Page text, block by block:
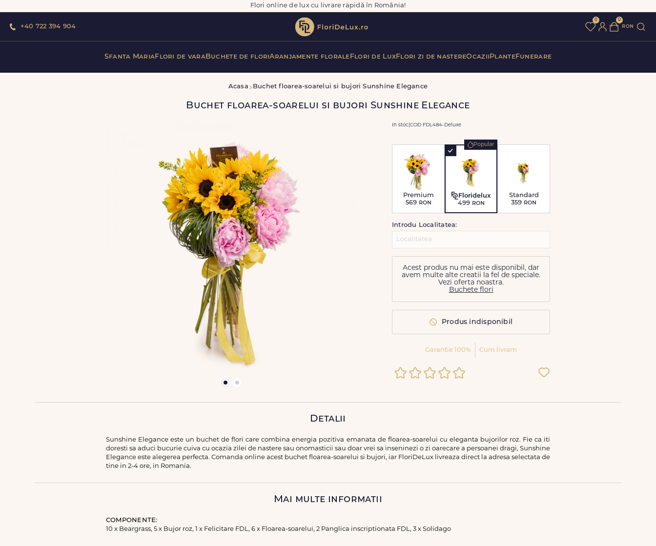
Flori online de lux cu livrare rapidă în România!
+40 722 394 904
0 0
ron
Sfanta MariaFlori de varaBuchete de floriAranjamente florale Flori de LuxFlori zi de nastereOcazii PlanteFunerare
Acasa Buchet floarea-soarelui si bujori Sunshine Elegance
Buchet floarea-soarelui si bujori Sunshine Elegance
In stoc COD FDL484-Deluxe
Premium
569 ron
Floridelux
499 ron
Popular
Standard
359 ron
Introdu Localitatea:
Acest produs nu mai este disponibil, dar
avem multe alte creatii la fel de speciale.
Vezi oferta noastra.
Buchete flori
Produs indisponibil
Garantie 100% Cum livram
Detalii
Sunshine Elegance este un buchet de flori care combina energia pozitiva emanata de floarea-soarelui cu eleganta bujorilor roz. Fie ca iti
doresti sa aduci bucurie cuiva cu ocazia zilei de nastere sau onomasticii sau doar vrei sa inseninezi o zi oarecare a persoanei dragi, Sunshine
Elegance este alegerea perfecta. Comanda online acest buchet floarea-soarelui si bujori, iar FloriDeLux livreaza direct la adresa selectata de
tine in 2-4 ore, in Romania.
Mai multe informatii
COMPONENTE:
10 x Beargrass, 5 x Bujor roz, 1 x Felicitare FDL, 6 x Floarea-soarelui, 2 Panglica inscriptionata FDL, 3 x Solidago